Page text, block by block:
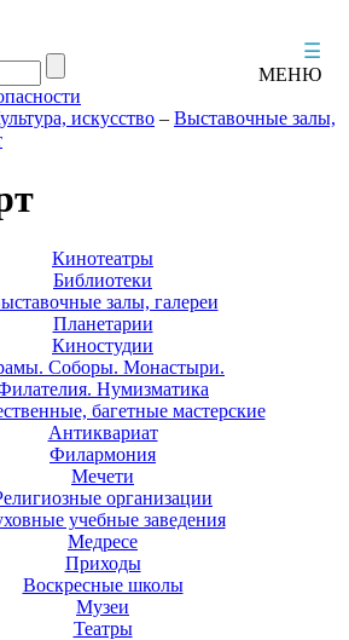
☰
МЕНЮ
искусство – Выставочные залы,
Кинотеатры
Библиотеки
залы, галереи
Планетарии
Киностудии
Соборы. Монастыри.
Нумизматика
багетные мастерские
Антиквариат
Филармония
Мечети
организации
учебные заведения
Медресе
Приходы
Воскресные школы
Музеи
Театры